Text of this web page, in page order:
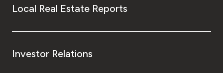
Local Real Estate Reports
Investor Relations